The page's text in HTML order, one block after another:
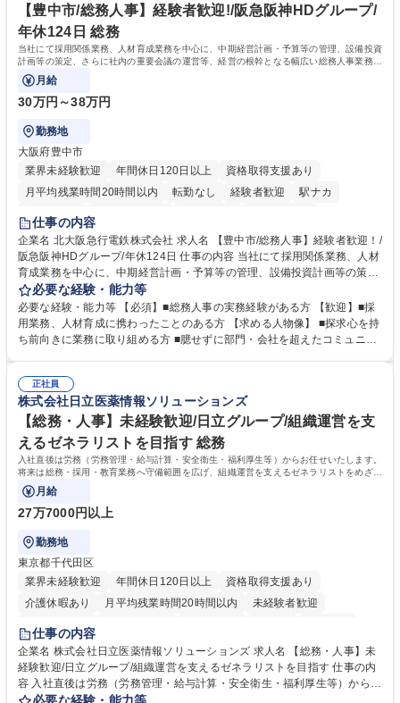
【豊中市/総務人事】経験者歓迎!/阪急阪神HDグループ/
年休124日 総務
当社にて採用関係業務、人材育成業務を中心に、中期経営計画・予算等の管理、設備投資
計画等の策定、さらに社内の重要会議の運営等、経営の根幹となる幅広い総務人事業務全
般を担当していただきます。
月給
30万円～38万円
勤務地
大阪府豊中市
業界未経験歓迎
年間休日120日以上
資格取得支援あり
月平均残業時間20時間以内
転勤なし 経験者歓迎
駅ナカ
退職金あり
土日祝休み
服装自由 昼食補助あり 食事補助あり
仕事の内容
企業名 北大阪急行電鉄株式会社 求人名 【豊中市/総務人事】経験者歓迎！/
阪急阪神HDグループ/年休124日 仕事の内容 当社にて採用関係業務、人材
育成業務を中心に、中期経営計画・予算等の管理、設備投資計画等の策
定、さらに社内の重要会議の運営等、経営の根幹となる幅広い総務人事業
務全般を担当していただきます。 【主な業務内容】 ■採用関係業務および
人材育成(社員研修)業務の推進 ■中期経営計画および予算等の管理 ■設備
投資計画等の策定 ■社内の重要会議の運営 ■その他総務人事業務全般 【入
務人事】経験者歓迎！/阪急阪神HDグループ/年休124日
必要な経験・能力等
必要な経験・能力等 【必須】■総務人事の実務経験がある方 【歓迎】■採
用業務、人材育成に携わったことのある方 【求める人物像】 ■探求心を持
ち前向きに業務に取り組める方 ■臆せずに部門・会社を超えたコミュニケ
囲のメンバーと協調しつつ主体性を持って能動的に業務を推進できる方 学
歴・資格 学歴：大学院 大学 高専 短大 専修学校 高校 語学力： 資格：
正社員
株式会社日立医薬情報ソリューションズ
【総務・人事】未経験歓迎/日立グループ/組織運営を支
えるゼネラリストを目指す 総務
入社直後は労務（労務管理・給与計算・安全衛生・福利厚生等）からお任せいたします。
将来は総務・採用・教育業務へ守備範囲を広げ、組織運営を支えるゼネラリストをめざせ
ます。
月給
27万7000円以上
勤務地
東京都千代田区
業界未経験歓迎
年間休日120日以上
資格取得支援あり
介護休暇あり
月平均残業時間20時間以内
未経験者歓迎
住宅手当あり
育休あり
完全週休2日制 交通費支給 土日祝休み 寮・社宅あり
仕事の内容
企業名 株式会社日立医薬情報ソリューションズ 求人名 【総務・人事】未
経験歓迎/日立グループ/組織運営を支えるゼネラリストを目指す 仕事の内
容 入社直後は労務（労務管理・給与計算・安全衛生・福利厚生等）からお
任せいたします。将来は総務・採用・教育業務へ守備範囲を広げ、組織運